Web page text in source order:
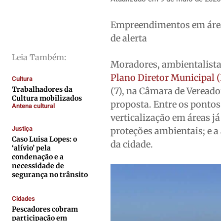
Economia
Colunas
Caetano Roque
Jr Mignone (in memorian)
Wanda Sily
Publicidade Legal
Economia
Colunas
Caetano Roque
Jr Mignone (in memorian)
Wanda Sily
Publicidade Legal
Economia
Colunas
Caetano Roque
Jr Mignone (in memorian)
Wanda Sily
Publicidade Legal
Economia
Colunas
Caetano Roque
Jr Mignone (in memorian)
Wanda Sily
Publicidade Legal
Leia Também:
Cultura
Trabalhadores da
Cultura mobilizados
Antena cultural
Justiça
Caso Luisa Lopes: o
‘alívio’ pela
condenação e a
necessidade de
segurança no trânsito
Cidades
Pescadores cobram
participação em
Empreendimentos em
de alerta
Moradores,
Plano Diretor Municipal
(7), na Câmara de
proposta. Entre os
verticalização em áreas
proteções ambientais; e
da cidade.